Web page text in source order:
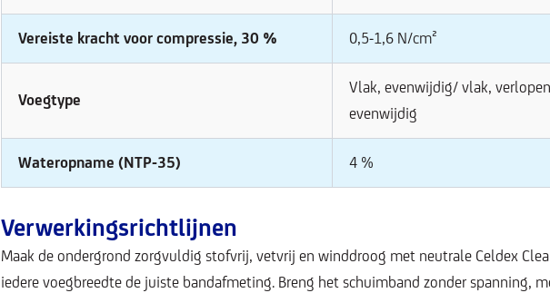
Vereiste kracht voor compressie, 30 % 0,5-1,6 N/cm²
Voegtype
Vlak, evenwijdig/ vlak,
evenwijdig
Wateropname (NTP-35) 4 %
Verwerkingsrichtlijnen
Maak de ondergrond zorgvuldig stofvrij, vetvrij en winddroog met neutrale Celdex
iedere voegbreedte de juiste bandafmeting. Breng het schuimband zonder spanning,